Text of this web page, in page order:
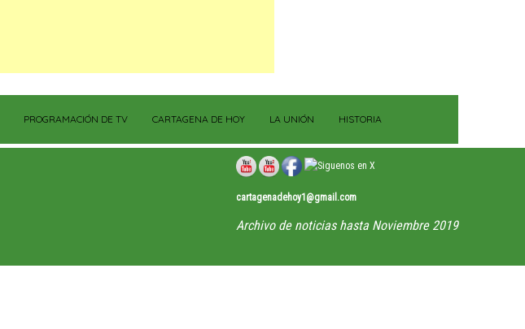
PROGRAMACIÓN DE TV CARTAGENA DE HOY LA UNIÓN HISTORIA
cartagenadehoy1@gmail.com
Archivo de noticias hasta Noviembre 2019